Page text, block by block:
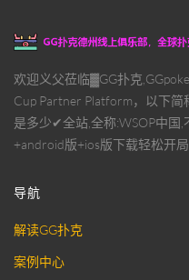
欢迎义父莅临▓GG扑克
Cup Partner Platform，以下简
是多少✔全站,全称:WSOP中国
+android版+ios版下载轻松开
导航
解读GG扑克
案例中心